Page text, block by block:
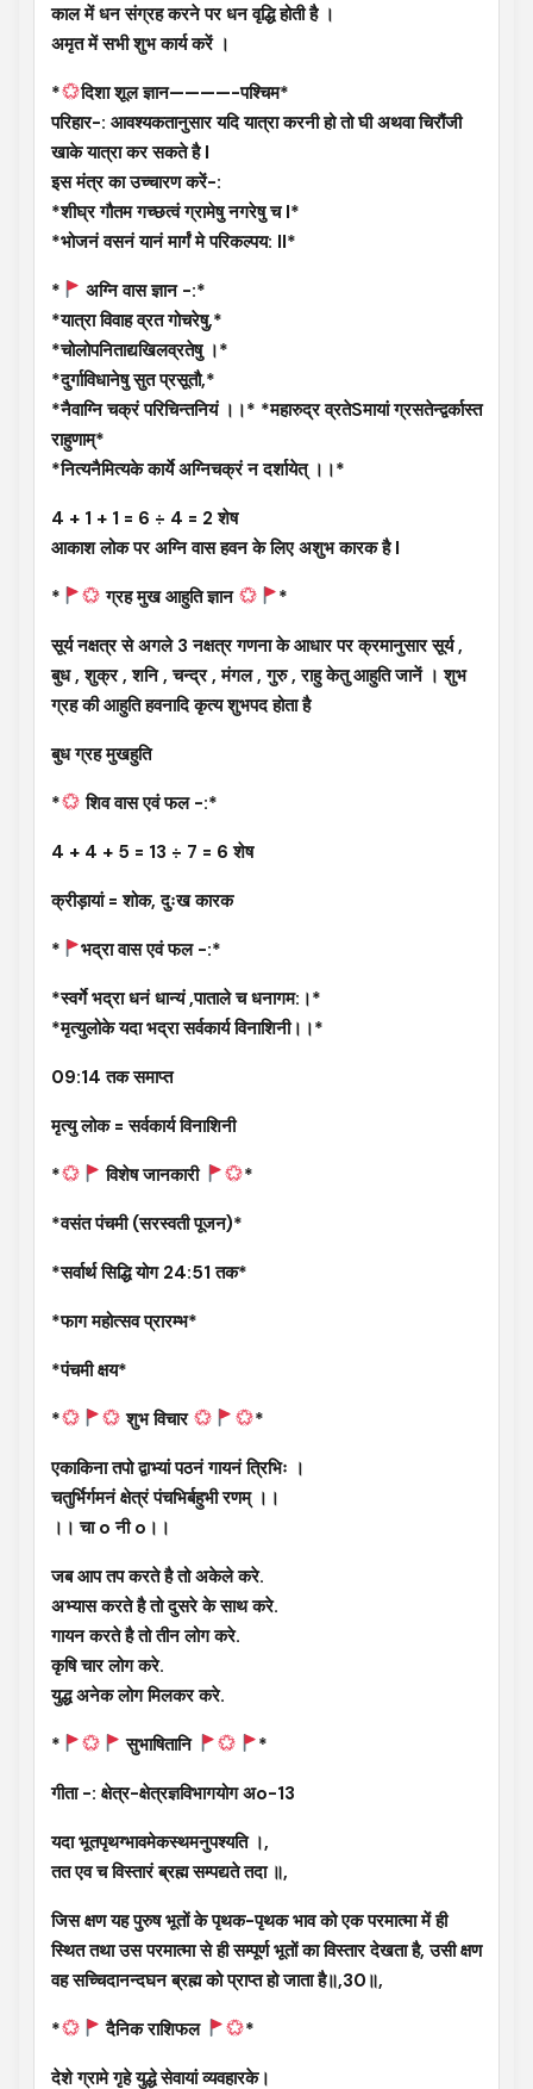
काल में धन संग्रह करने पर धन वृद्धि होती है ।
अमृत में सभी शुभ कार्य करें ।
*
दिशा शूल ज्ञान————-पश्चिम*
परिहार-: आवश्यकतानुसार यदि यात्रा करनी हो तो घी अथवा चिरौंजी
खाके यात्रा कर सकते है l
इस मंत्र का उच्चारण करें-:
*शीघ्र गौतम गच्छत्वं ग्रामेषु नगरेषु च l*
*भोजनं वसनं यानं मार्गं मे परिकल्पय: ll*
*
अग्नि वास ज्ञान -:*
*यात्रा विवाह व्रत गोचरेषु,*
*चोलोपनिताद्यखिलव्रतेषु ।*
*दुर्गाविधानेषु सुत प्रसूतौ,*
*नैवाग्नि चक्रं परिचिन्तनियं ।।* *महारुद्र व्रतेSमायां ग्रसतेन्द्वर्कास्त
राहुणाम्*
*नित्यनैमित्यके कार्ये अग्निचक्रं न दर्शायेत् ।।*
4 + 1 + 1 = 6 ÷ 4 = 2 शेष
आकाश लोक पर अग्नि वास हवन के लिए अशुभ कारक है l
* ग्रह मुख आहुति ज्ञान *
सूर्य नक्षत्र से अगले 3 नक्षत्र गणना के आधार पर क्रमानुसार सूर्य ,
बुध , शुक्र , शनि , चन्द्र , मंगल , गुरु , राहु केतु आहुति जानें । शुभ
ग्रह की आहुति हवनादि कृत्य शुभपद होता है
बुध ग्रह मुखहुति
* शिव वास एवं फल -:*
4 + 4 + 5 = 13 ÷ 7 = 6 शेष
क्रीड़ायां = शोक, दुःख कारक
* भद्रा वास एवं फल -:*
*स्वर्गे भद्रा धनं धान्यं ,पाताले च धनागम:।*
*मृत्युलोके यदा भद्रा सर्वकार्य विनाशिनी।।*
09:14 तक समाप्त
मृत्यु लोक = सर्वकार्य विनाशिनी
* विशेष जानकारी *
*वसंत पंचमी (सरस्वती पूजन)*
*सर्वार्थ सिद्धि योग 24:51 तक*
*फाग महोत्सव प्रारम्भ*
*पंचमी क्षय*
* शुभ विचार *
एकाकिना तपो द्वाभ्यां पठनं गायनं त्रिभिः ।
चतुर्भिर्गमनं क्षेत्रं पंचभिर्बहुभी रणम् ।।
।। चा o नी o।।
जब आप तप करते है तो अकेले करे.
अभ्यास करते है तो दुसरे के साथ करे.
गायन करते है तो तीन लोग करे.
कृषि चार लोग करे.
युद्ध अनेक लोग मिलकर करे.
* सुभाषितानि *
गीता -: क्षेत्र-क्षेत्रज्ञविभागयोग अo-13
यदा भूतपृथग्भावमेकस्थमनुपश्यति ।,
तत एव च विस्तारं ब्रह्म सम्पद्यते तदा ॥,
जिस क्षण यह पुरुष भूतों के पृथक-पृथक भाव को एक परमात्मा में ही
स्थित तथा उस परमात्मा से ही सम्पूर्ण भूतों का विस्तार देखता है, उसी क्षण
वह सच्चिदानन्दघन ब्रह्म को प्राप्त हो जाता है॥,30॥,
* दैनिक राशिफल *
देशे ग्रामे गृहे युद्धे सेवायां व्यवहारके।